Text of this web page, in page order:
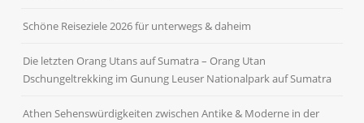
Schöne Reiseziele 2026 für unterwegs & daheim
Die letzten Orang Utans auf Sumatra – Orang Utan
Dschungeltrekking im Gunung Leuser Nationalpark auf Sumatra
Athen Sehenswürdigkeiten zwischen Antike & Moderne in der